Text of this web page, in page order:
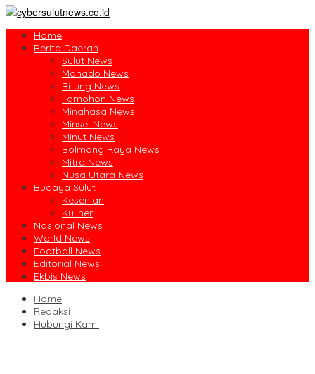
Home
Berita Daerah
Sulut News
Manado News
Bitung News
Tomohon News
Minahasa News
Minsel News
Minut News
Bolmong Raya News
Mitra News
Nusa Utara News
Budaya Sulut
Kesenian
Kuliner
Nasional News
World News
Football News
Editorial News
Ekbis News
Home
Redaksi
Hubungi Kami